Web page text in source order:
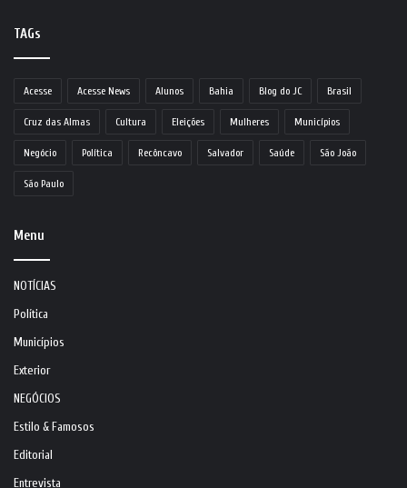
TAGs
Acesse Acesse News Alunos Bahia Blog do JC Brasil
Cruz das Almas Cultura Eleições Mulheres Municípios
Negócio Política Recôncavo Salvador Saúde São João
São Paulo
Menu
NOTÍCIAS
Política
Municípios
Exterior
NEGÓCIOS
Estilo & Famosos
Editorial
Entrevista